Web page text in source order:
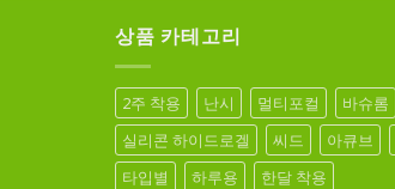
상품 카테고리
2주 착용 난시 멀티포컬 바슈롬
실리콘 하이드로겔
씨드 아큐브
타입별
하루용 한달 착용